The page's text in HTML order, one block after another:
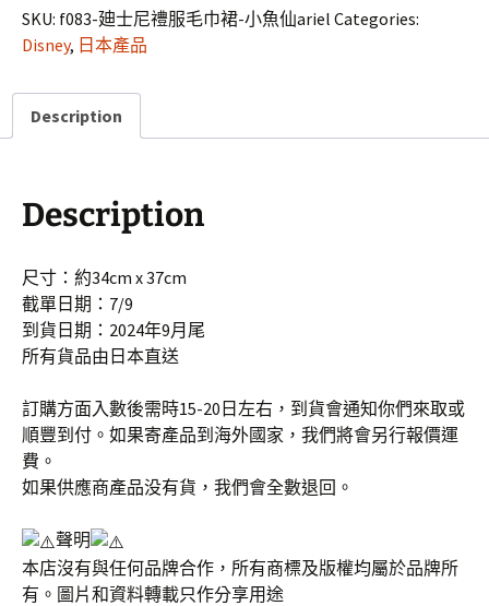
尼
禮
毛
巾
仙
quantity
SKU: f083-廸士尼禮服毛巾裙-小魚仙ariel Categories:
Disney, 日本產品
Description
Description
尺寸：約34cm x 37cm
截單日期：7/9
到貨日期：2024年9月尾
所有貨品由日本直送
訂購方面入數後需時15-20日左右，到貨會通知你們來取或
順豐到付。如果寄產品到海外國家，我們將會另行報價運
費。
如果供應商產品没有貨，我們會全數退回。
聲明
本店沒有與任何品牌合作，所有商標及版權均屬於品牌所
有。圖片和資料轉載只作分享用途